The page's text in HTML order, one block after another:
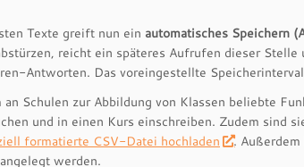
Texte greift nun ein automatisches Speichern
reicht ein späteres Aufrufen dieser Stelle
Antworten. Das voreingestellte
Schulen zur Abbildung von Klassen beliebte
und in einen Kurs einschreiben. Zudem sind
formatierte CSV-Datei hochladen
.
werden.